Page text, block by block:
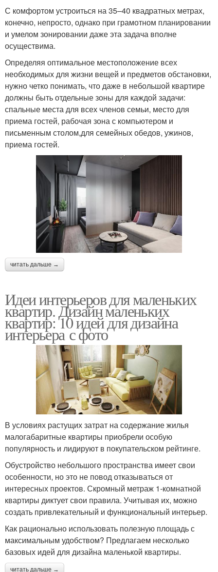
С комфортом устроиться на 35–40 квадратных метрах,
конечно, непросто, однако при грамотном планировании
и умелом зонировании даже эта задача вполне
осуществима.
Определяя оптимальное местоположение всех
необходимых для жизни вещей и предметов обстановки,
нужно четко понимать, что даже в небольшой квартире
должны быть отдельные зоны для каждой задачи:
спальные места для всех членов семьи, место для
приема гостей, рабочая зона с компьютером и
письменным столом,для семейных обедов, ужинов,
приема гостей.
читать дальше →
Идеи интерьеров для маленьких
квартир. Дизайн маленьких
квартир: 10 идей для дизайна
интерьера с фото
В условиях растущих затрат на содержание жилья
малогабаритные квартиры приобрели особую
популярность и лидируют в покупательском рейтинге.
Обустройство небольшого пространства имеет свои
особенности, но это не повод отказываться от
интересных проектов. Скромный метраж 1-комнатной
квартиры диктует свои правила. Учитывая их, можно
создать привлекательный и функциональный интерьер.
Как рационально использовать полезную площадь с
максимальным удобством? Предлагаем несколько
базовых идей для дизайна маленькой квартиры.
читать дальше →